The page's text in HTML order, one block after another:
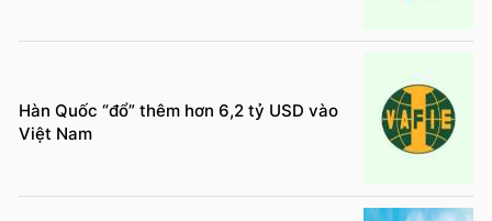
Hàn Quốc “đổ” thêm hơn 6,2 tỷ USD vào
Việt Nam